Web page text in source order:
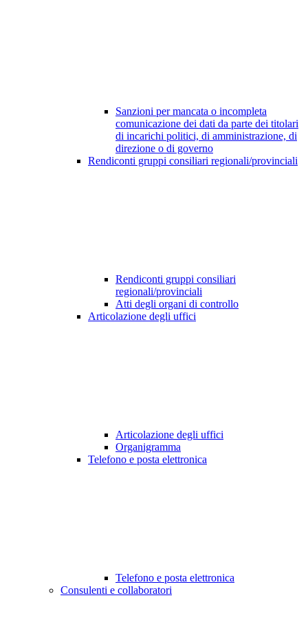
Sanzioni per mancata o incompleta
comunicazione dei dati da parte dei titolari
di incarichi politici, di amministrazione, di
direzione o di governo
Rendiconti gruppi consiliari regionali/provinciali
Rendiconti gruppi consiliari
regionali/provinciali
Atti degli organi di controllo
Articolazione degli uffici
Articolazione degli uffici
Organigramma
Telefono e posta elettronica
Telefono e posta elettronica
Consulenti e collaboratori